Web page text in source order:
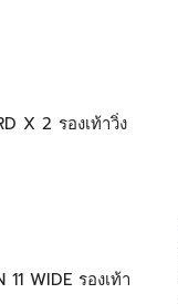
X 2 รองเท้าวิ่ง
11 WIDE รองเท้า